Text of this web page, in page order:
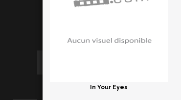
In Your Eyes